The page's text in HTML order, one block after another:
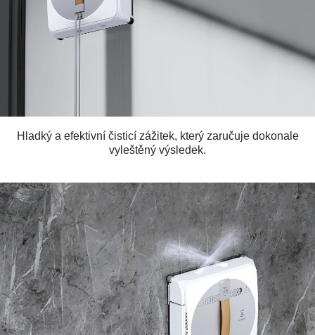
Hladký a efektivní čisticí zážitek, který zaručuje dokonale
vyleštěný výsledek.